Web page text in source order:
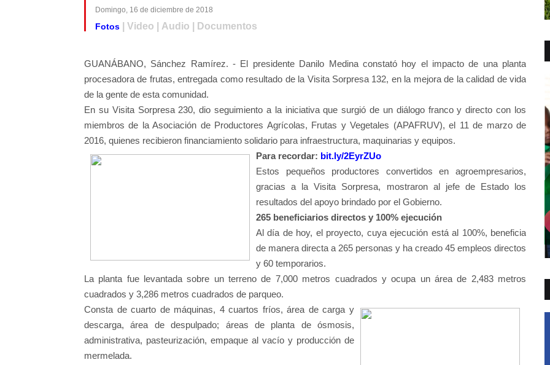
Domingo, 16 de diciembre de 2018
Fotos | Video | Audio | Documentos
GUANÁBANO, Sánchez Ramírez. - El presidente Danilo Medina constató hoy el impacto de una planta
procesadora de frutas, entregada como resultado de la Visita Sorpresa 132, en la mejora de la calidad de vida
de la gente de esta comunidad.
En su Visita Sorpresa 230, dio seguimiento a la iniciativa que surgió de un diálogo franco y directo con los
miembros de la Asociación de Productores Agrícolas, Frutas y Vegetales (APAFRUV), el 11 de marzo de
2016, quienes recibieron financiamiento solidario para infraestructura, maquinarias y equipos.
Para recordar: bit.ly/2EyrZUo
Estos pequeños productores convertidos en agroempresarios,
gracias a la Visita Sorpresa, mostraron al jefe de Estado los
resultados del apoyo brindado por el Gobierno.
265 beneficiarios directos y 100% ejecución
Al día de hoy, el proyecto, cuya ejecución está al 100%, beneficia
de manera directa a 265 personas y ha creado 45 empleos directos
y 60 temporarios.
La planta fue levantada sobre un terreno de 7,000 metros cuadrados y ocupa un área de 2,483 metros
cuadrados y 3,286 metros cuadrados de parqueo.
Consta de cuarto de máquinas, 4 cuartos fríos, área de carga y
descarga, área de despulpado; áreas de planta de ósmosis,
administrativa, pasteurización, empaque al vacío y producción de
mermelada.